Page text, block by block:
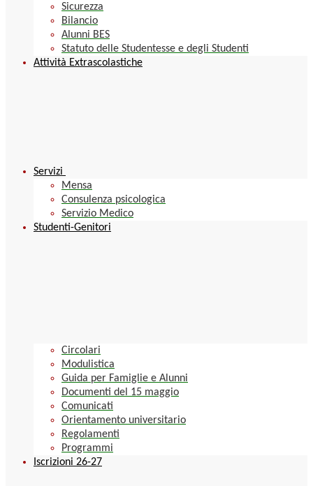
Sicurezza
Bilancio
Alunni BES
Statuto delle Studentesse e degli Studenti
Attività Extrascolastiche
Servizi
Mensa
Consulenza psicologica
Servizio Medico
Studenti-Genitori
Circolari
Modulistica
Guida per Famiglie e Alunni
Documenti del 15 maggio
Comunicati
Orientamento universitario
Regolamenti
Programmi
Iscrizioni 26-27